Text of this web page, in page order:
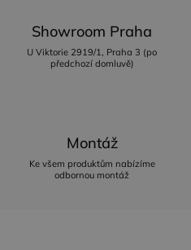
Showroom Praha
U Viktorie 2919/1, Praha 3 (po
předchozí domluvě)
Montáž
Ke všem produktům nabízíme
odbornou montáž